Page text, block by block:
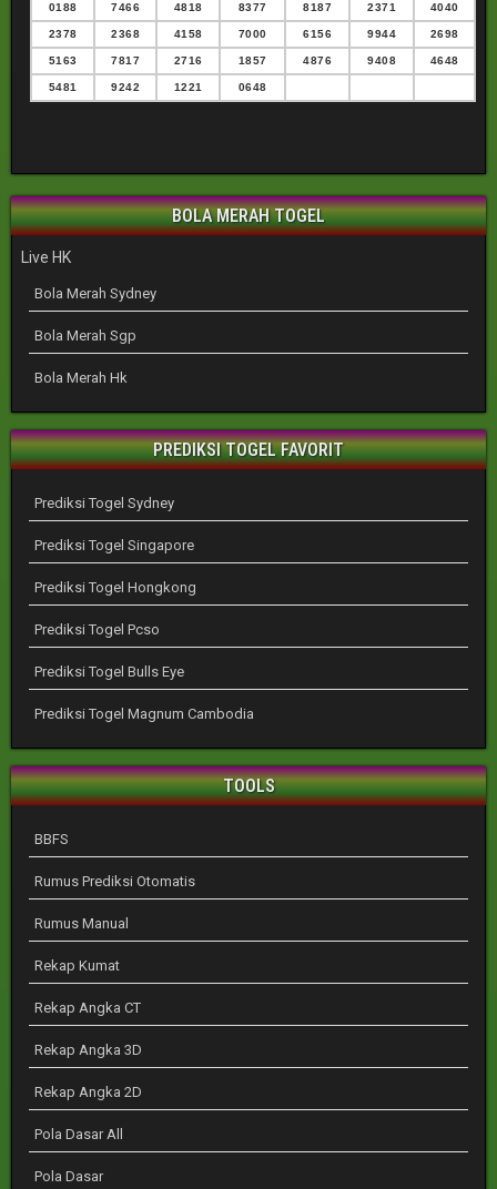
0188 7466 4818 8377 8187 2371 4040
2378 2368 4158 7000 6156 9944 2698
5163 7817 2716 1857 4876 9408 4648
5481 9242 1221 0648
BOLA MERAH TOGEL
Live HK
Bola Merah Sydney
Bola Merah Sgp
Bola Merah Hk
PREDIKSI TOGEL FAVORIT
Prediksi Togel Sydney
Prediksi Togel Singapore
Prediksi Togel Hongkong
Prediksi Togel Pcso
Prediksi Togel Bulls Eye
Prediksi Togel Magnum Cambodia
TOOLS
BBFS
Rumus Prediksi Otomatis
Rumus Manual
Rekap Kumat
Rekap Angka CT
Rekap Angka 3D
Rekap Angka 2D
Pola Dasar All
Pola Dasar